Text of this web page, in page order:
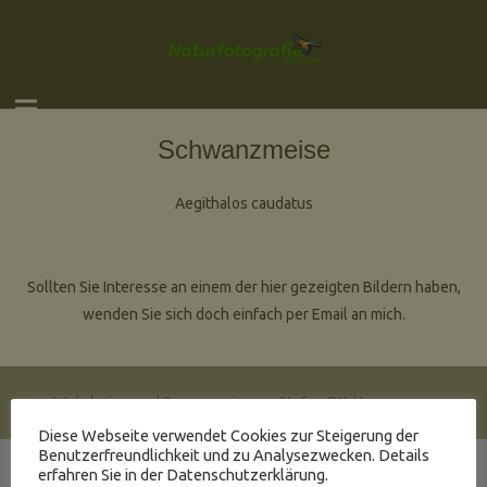
Schwanzmeise
Aegithalos caudatus
Sollten Sie Interesse an einem der hier gezeigten Bildern haben,
wenden Sie sich doch einfach per Email an mich.
Webdesign und Programmierung Stefan Ott |Impressum
Diese Webseite verwendet Cookies zur Steigerung der
Benutzerfreundlichkeit und zu Analysezwecken. Details
erfahren Sie in der Datenschutzerklärung.